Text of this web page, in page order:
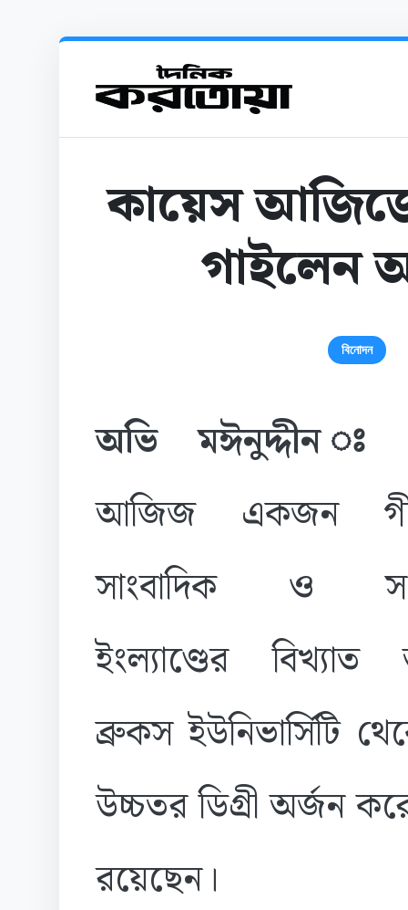
কায়েস
গাইলেন
বিনোদন
অভি মঈনুদ্দীন
আজিজ একজন
সাংবাদিক ও
ইংল্যাণ্ডের বিখ্যাত
ব্রুকস ইউনিভার্সিটি
উচ্চতর ডিগ্রী অর্জন
রয়েছেন।